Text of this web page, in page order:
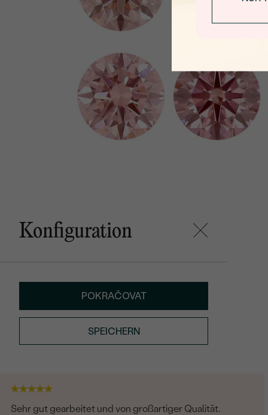
Konfiguration
POKRAČOVAT
SPEICHERN
Sehr gut gearbeitet und von großartiger Qualität.